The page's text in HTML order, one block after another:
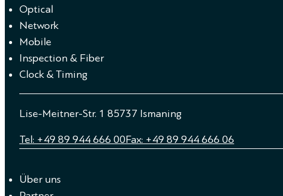
Optical
Network
Mobile
Inspection & Fiber
Clock & Timing
Lise-Meitner-Str. 1 85737 Ismaning
Tel: +49 89 944 666 00Fax: +49 89 944 666 06
Über uns